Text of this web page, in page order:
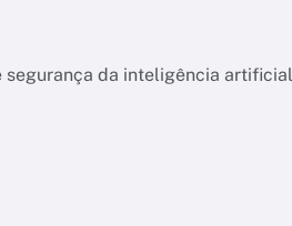
segurança da inteligência artificial